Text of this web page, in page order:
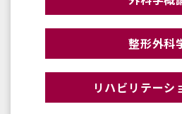
整形外科
リハビリテーシ